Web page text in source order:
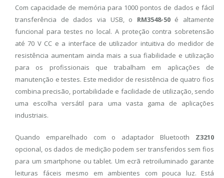
Com capacidade de memória para 1000 pontos de dados e fácil
transferência de dados via USB, o RM3548-50é altamente
funcional para testes no local. A proteção contra sobretensão
até 70 V CC e a interface de utilizador intuitiva do medidor de
resistência aumentam ainda mais a sua fiabilidade e utilização
para os profissionais que trabalham em aplicações de
manutenção e testes. Este medidor de resistência de quatro fios
combina precisão, portabilidade e facilidade de utilização, sendo
uma escolha versátil para uma vasta gama de aplicações
industriais.
Quando emparelhado com o adaptador Bluetooth Z3210
opcional, os dados de medição podem ser transferidos sem fios
para um smartphone ou tablet. Um ecrã retroiluminado garante
leituras fáceis mesmo em ambientes com pouca luz. Está